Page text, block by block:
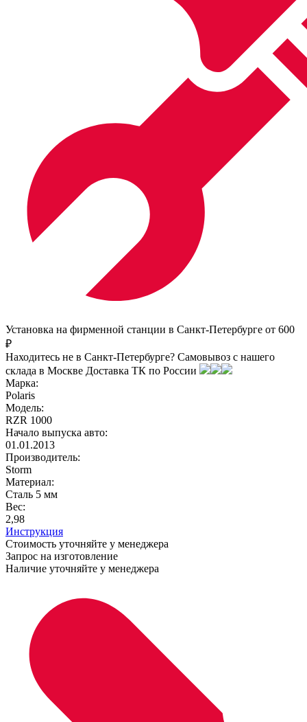
Установка на фирменной станции в Санкт-Петербурге от 600
₽
Находитесь не в Санкт-Петербурге? Самовывоз с нашего
склада в Москве Доставка ТК по России
Марка:
Polaris
Модель:
RZR 1000
Начало выпуска авто:
01.01.2013
Производитель:
Storm
Материал:
Сталь 5 мм
Вес:
2,98
Инструкция
Стоимость уточняйте у менеджера
Запрос на изготовление
Наличие уточняйте у менеджера